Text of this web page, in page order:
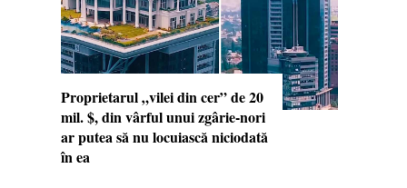
Proprietarul „vilei din cer” de 20
mil. $, din vârful unui zgârie-nori
ar putea să nu locuiască niciodată
în ea